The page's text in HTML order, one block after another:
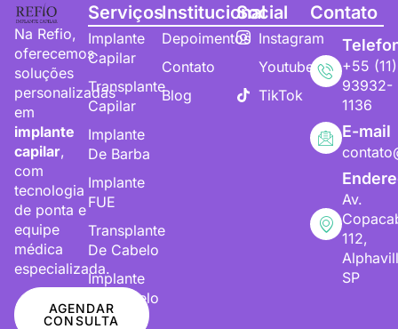
Na Refio,
oferecemos
soluções
personalizadas
em
implante
capilar,
com
tecnologia
de ponta e
equipe
médica
especializada.
AGENDAR
CONSULTA
Serviços
Implante
Capilar
Transplante
Capilar
Implante
De Barba
Implante
FUE
Transplante
De Cabelo
Implante
De Cabelo
Institucional
Depoimentos
Contato
Blog
Social
Instagram
Youtube
TikTok
Contato
+55 (11)
93932-
1136
E-mail
Av.
112,
SP